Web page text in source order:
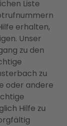
Liste
erhalten,
Unser
zu den
zu
oder andere
Hilfe zu